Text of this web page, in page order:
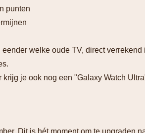
punten
welke oude TV, direct verrekend
je ook nog een "Galaxy Watch